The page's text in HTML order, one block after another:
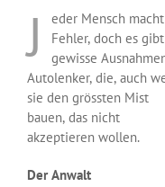
J
eder Mensch macht
Fehler, doch es gibt
gewisse
Autolenker, die, auch
sie den grössten Mist
bauen, das nicht
akzeptieren wollen.
Der Anwalt